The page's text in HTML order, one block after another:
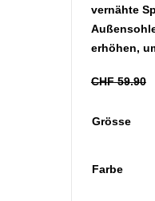
vernähte
erhöhen,
CHF59.90
Grösse
Farbe